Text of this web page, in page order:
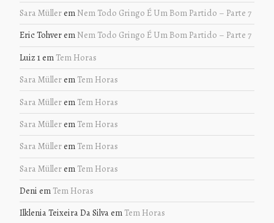
Sara Müllerem Nem Todo Gringo É Um Bom Partido – Parte 7
Eric Tohverem Nem Todo Gringo É Um Bom Partido – Parte 7
Luiz 1em Tem Horas
Sara Müllerem Tem Horas
Sara Müllerem Tem Horas
Sara Müllerem Tem Horas
Sara Müllerem Tem Horas
Sara Müllerem Tem Horas
Deni em Tem Horas
Ilklenia Teixeira Da Silvaem Tem Horas